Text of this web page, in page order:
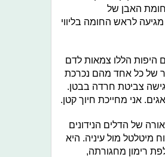
האבן של
לראש החומה בליווי
היפות הללו צמאות לדם
של כל אחד מהם נכרכת
צביטת חרדה בבטן.
אני מחייכת חיוך קטן.
של הדלים הנידונים
מיטלטל מול עיניה. היא
רימון מחגורתה,